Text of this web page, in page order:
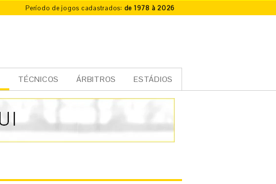
Período de jogos cadastrados: de 1978 à 2026
TÉCNICOS ÁRBITROS ESTÁDIOS